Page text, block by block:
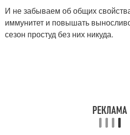
И не забываем об общих
иммунитет и повышать
сезон простуд без них никуда.